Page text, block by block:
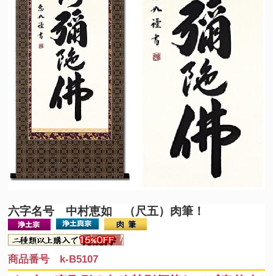
六字名号 中村恵如 （尺五）肉筆！
商品番号 k-B5107